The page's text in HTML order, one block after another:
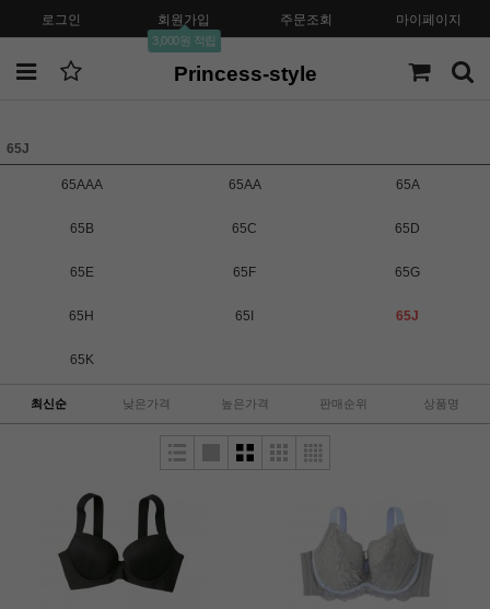
로그인 회원가입
3,000원 적립
주문조회 마이페이지
Princess-style
65J
65AAA 65AA 65A
65B 65C 65D
65E 65F 65G
65H 65I 65J
65K
최신순 낮은가격 높은가격 판매순위 상품명